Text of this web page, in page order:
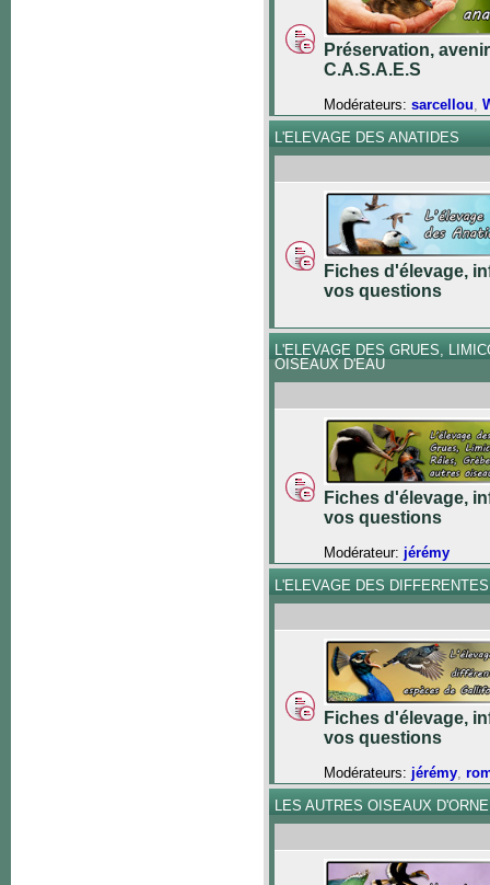
Préservation,
C.A.S.A.E.S
Modérateurs: sarcellou,
L'ELEVAGE DES ANATIDES
Fiches d'élevage,
vos questions
L'ELEVAGE DES GRUES,
OISEAUX D'EAU
Fiches d'élevage,
vos questions
Modérateur: jérémy
L'ELEVAGE DES
Fiches d'élevage,
vos questions
Modérateurs: jérémy,
LES AUTRES OISEAUX